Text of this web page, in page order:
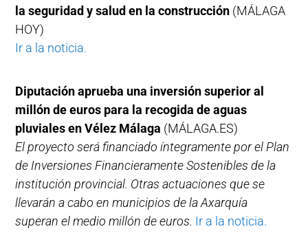
la seguridad y salud en la construcción (MÁLAGA
HOY)
Ir a la noticia.
Diputación aprueba una inversión superior al
millón de euros para la recogida de aguas
pluviales en Vélez Málaga (MÁLAGA.ES)
El proyecto será financiado íntegramente por el Plan
de Inversiones Financieramente Sostenibles de la
institución provincial. Otras actuaciones que se
llevarán a cabo en municipios de la Axarquía
superan el medio millón de euros. Ir a la noticia.